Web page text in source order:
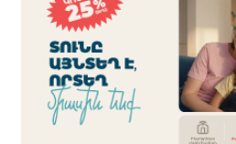
«Հակամարտությունը